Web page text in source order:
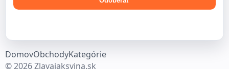
DomovObchodyKategórie
© 2026 Zlavajaksvina.sk